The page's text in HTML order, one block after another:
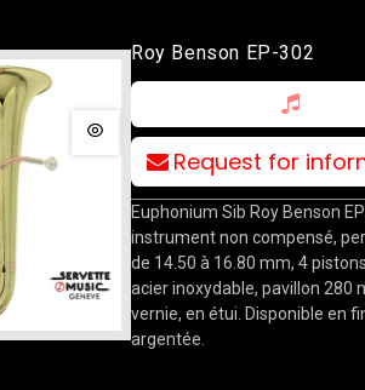
Roy Benson EP-302
Request for
Euphonium Sib Roy Benson
instrument non compensé,
de 14.50 à 16.80 mm, 4
acier inoxydable, pavillon 280
vernie, en étui. Disponible en
argentée.